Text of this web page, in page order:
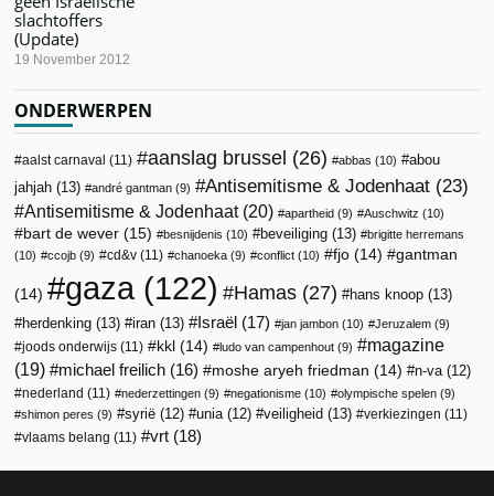
slachtoffers
(Update)
19 November 2012
ONDERWERPEN
aalst carnaval (11) aanslag brussel (26) abbas (10)
abou
jahjah (13) andré gantman (9) Antisemitisme & Jodenhaat (23)
Antisemitisme & Jodenhaat(20) apartheid (9) Auschwitz (10)
bart de wever (15) besnijdenis (10) beveiliging (13)
brigitte herremans
(10)
ccojb (9) cd&v (11) chanoeka (9) conflict (10) fjo (14) gantman
(14) gaza(122) Hamas (27) hans knoop (13)
herdenking (13) iran (13) Israël (17) jan jambon (10) Jeruzalem (9)
joods onderwijs (11) kkl (14) ludo van campenhout (9)
magazine
(19)
michael freilich (16) moshe aryeh friedman (14) n-va(12)
nederland (11) nederzettingen (9) negationisme (10) olympische spelen (9)
shimon peres (9) syrië (12) unia(12) veiligheid (13) verkiezingen (11)
vlaams belang (11) vrt (18)